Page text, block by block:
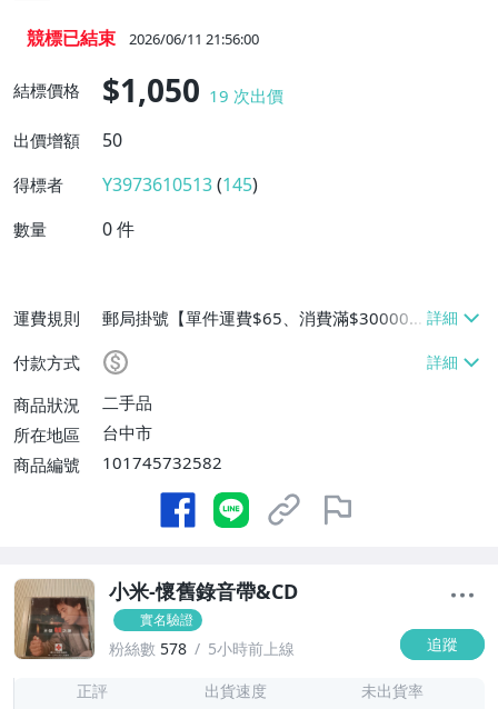
競標已結束 2026/06/11 21:56:00
結標價格 $1,050 19 次出價
出價增額
50
得標者 Y3973610513(145)
數量 0件
運費規則
郵局掛號【單件運費$65、消費滿$30000
免運費】
付款方式
商品狀況
二手品
所在地區
台中市
商品編號
101745732582
小米-懷舊錄音帶&CD
實名驗證
粉絲數 578 5小時前上線 追蹤
正評 出貨速度 未出貨率